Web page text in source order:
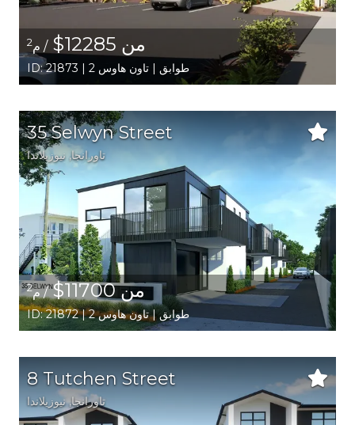
من 12285$ / م2
ID: 21873 | 2 طوابق | تاون هاوس
35 Selwyn Street
تاورانجا, نيوزيلاندا
من 11700$ / م2
ID: 21872 | 2 طوابق | تاون هاوس
8 Tutchen Street
تاورانجا, نيوزيلاندا